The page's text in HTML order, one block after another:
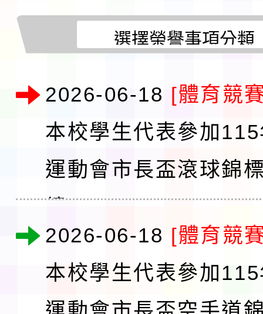
2026-06-18 [體育競
本校學生代表參加
運動會市長盃滾球錦
績
2026-06-18 [體育競
本校學生代表參加